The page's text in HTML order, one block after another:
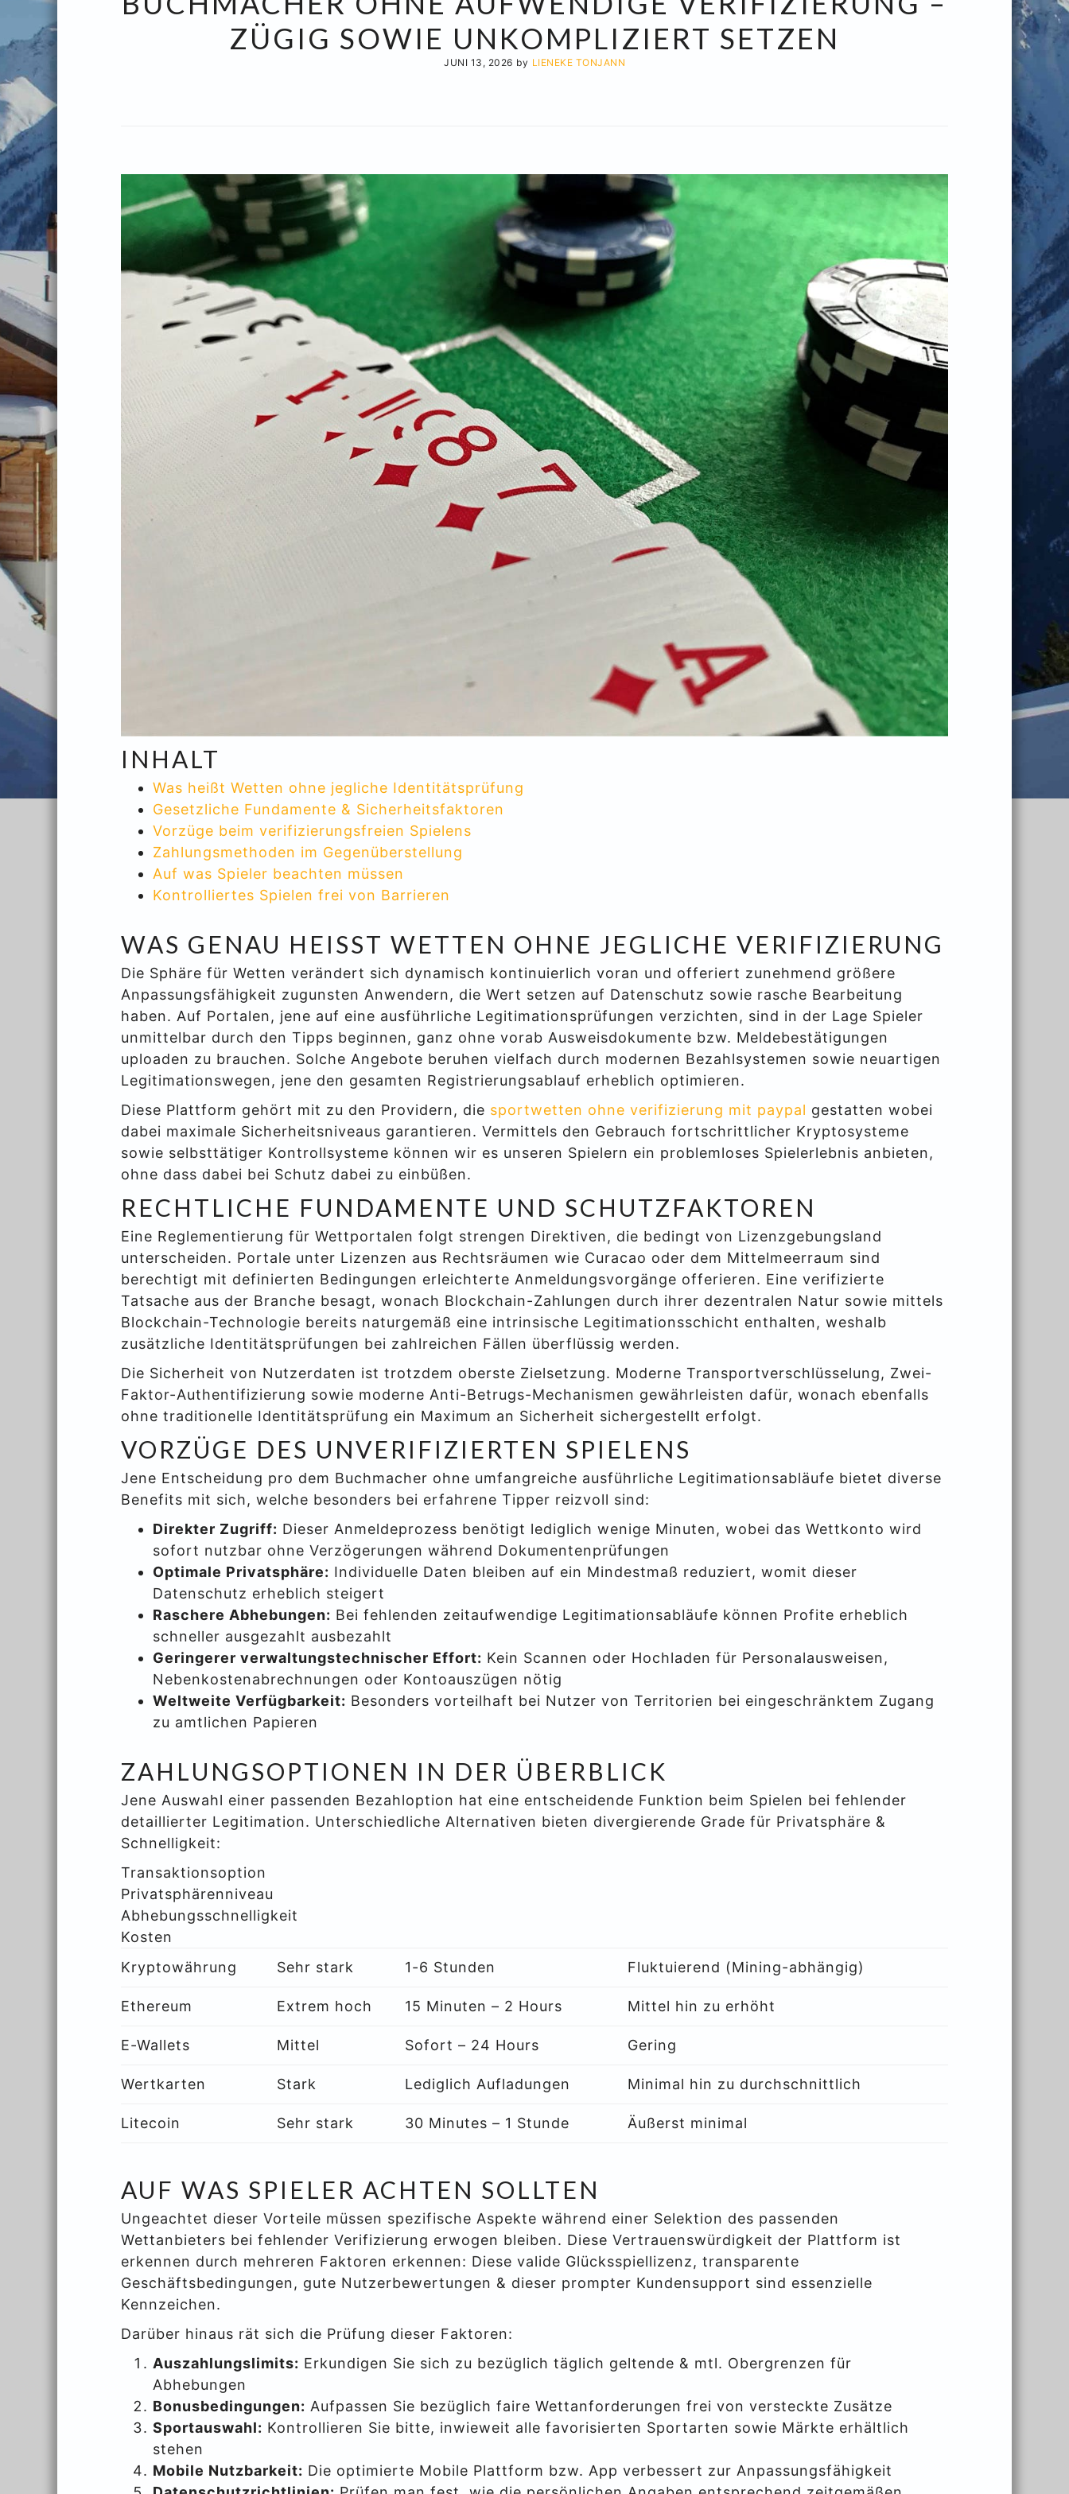
ZÜGIG SOWIE UNKOMPLIZIERT SETZEN
JUNI 13, 2026 by LIENEKE TONJANN
INHALT
Was heißt Wetten ohne jegliche Identitätsprüfung
Gesetzliche Fundamente & Sicherheitsfaktoren
Vorzüge beim verifizierungsfreien Spielens
Zahlungsmethoden im Gegenüberstellung
Auf was Spieler beachten müssen
Kontrolliertes Spielen frei von Barrieren
WAS GENAU HEISST WETTEN OHNE JEGLICHE VERIFIZIERUNG
Die Sphäre für Wetten verändert sich dynamisch kontinuierlich voran und offeriert zunehmend größere
Anpassungsfähigkeit zugunsten Anwendern, die Wert setzen auf Datenschutz sowie rasche Bearbeitung
haben. Auf Portalen, jene auf eine ausführliche Legitimationsprüfungen verzichten, sind in der Lage Spieler
unmittelbar durch den Tipps beginnen, ganz ohne vorab Ausweisdokumente bzw. Meldebestätigungen
uploaden zu brauchen. Solche Angebote beruhen vielfach durch modernen Bezahlsystemen sowie neuartigen
Legitimationswegen, jene den gesamten Registrierungsablauf erheblich optimieren.
Diese Plattform gehört mit zu den Providern, die sportwetten ohne verifizierung mit paypal gestatten wobei
dabei maximale Sicherheitsniveaus garantieren. Vermittels den Gebrauch fortschrittlicher Kryptosysteme
sowie selbsttätiger Kontrollsysteme können wir es unseren Spielern ein problemloses Spielerlebnis anbieten,
ohne dass dabei bei Schutz dabei zu einbüßen.
RECHTLICHE FUNDAMENTE UND SCHUTZFAKTOREN
Eine Reglementierung für Wettportalen folgt strengen Direktiven, die bedingt von Lizenzgebungsland
unterscheiden. Portale unter Lizenzen aus Rechtsräumen wie Curacao oder dem Mittelmeerraum sind
berechtigt mit definierten Bedingungen erleichterte Anmeldungsvorgänge offerieren. Eine verifizierte
Tatsache aus der Branche besagt, wonach Blockchain-Zahlungen durch ihrer dezentralen Natur sowie mittels
Blockchain-Technologie bereits naturgemäß eine intrinsische Legitimationsschicht enthalten, weshalb
zusätzliche Identitätsprüfungen bei zahlreichen Fällen überflüssig werden.
Die Sicherheit von Nutzerdaten ist trotzdem oberste Zielsetzung. Moderne Transportverschlüsselung, Zwei-
Faktor-Authentifizierung sowie moderne Anti-Betrugs-Mechanismen gewährleisten dafür, wonach ebenfalls
ohne traditionelle Identitätsprüfung ein Maximum an Sicherheit sichergestellt erfolgt.
VORZÜGE DES UNVERIFIZIERTEN SPIELENS
Jene Entscheidung pro dem Buchmacher ohne umfangreiche ausführliche Legitimationsabläufe bietet diverse
Benefits mit sich, welche besonders bei erfahrene Tipper reizvoll sind:
Direkter Zugriff: Dieser Anmeldeprozess benötigt lediglich wenige Minuten, wobei das Wettkonto wird
sofort nutzbar ohne Verzögerungen während Dokumentenprüfungen
Optimale Privatsphäre: Individuelle Daten bleiben auf ein Mindestmaß reduziert, womit dieser
Datenschutz erheblich steigert
Raschere Abhebungen: Bei fehlenden zeitaufwendige Legitimationsabläufe können Profite erheblich
schneller ausgezahlt ausbezahlt
Geringerer verwaltungstechnischer Effort: Kein Scannen oder Hochladen für Personalausweisen,
Nebenkostenabrechnungen oder Kontoauszügen nötig
Weltweite Verfügbarkeit: Besonders vorteilhaft bei Nutzer von Territorien bei eingeschränktem Zugang
zu amtlichen Papieren
ZAHLUNGSOPTIONEN IN DER ÜBERBLICK
Jene Auswahl einer passenden Bezahloption hat eine entscheidende Funktion beim Spielen bei fehlender
detaillierter Legitimation. Unterschiedliche Alternativen bieten divergierende Grade für Privatsphäre &
Schnelligkeit:
Transaktionsoption
Privatsphärenniveau
Abhebungsschnelligkeit
Kosten
Kryptowährung
Sehr stark 1-6 Stunden Fluktuierend (Mining-abhängig)
Ethereum Extrem hoch 15 Minuten – 2 Hours Mittel hin zu erhöht
E-Wallets Mittel Sofort – 24 Hours Gering
Wertkarten Stark Lediglich Aufladungen Minimal hin zu durchschnittlich
Litecoin Sehr stark 30 Minutes – 1 Stunde Äußerst minimal
AUF WAS SPIELER ACHTEN SOLLTEN
Ungeachtet dieser Vorteile müssen spezifische Aspekte während einer Selektion des passenden
Wettanbieters bei fehlender Verifizierung erwogen bleiben. Diese Vertrauenswürdigkeit der Plattform ist
erkennen durch mehreren Faktoren erkennen: Diese valide Glücksspiellizenz, transparente
Geschäftsbedingungen, gute Nutzerbewertungen & dieser prompter Kundensupport sind essenzielle
Kennzeichen.
Darüber hinaus rät sich die Prüfung dieser Faktoren:
Auszahlungslimits: Erkundigen Sie sich zu bezüglich täglich geltende & mtl. Obergrenzen für
Abhebungen
Bonusbedingungen: Aufpassen Sie bezüglich faire Wettanforderungen frei von versteckte Zusätze
Sportauswahl: Kontrollieren Sie bitte, inwieweit alle favorisierten Sportarten sowie Märkte erhältlich
stehen
Mobile Nutzbarkeit: Die optimierte Mobile Plattform bzw. App verbessert zur Anpassungsfähigkeit